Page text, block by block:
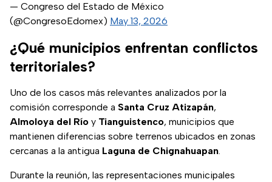
— Congreso del Estado de México
(@CongresoEdomex) May 13, 2026
¿Qué municipios enfrentan conflictos
territoriales?
Uno de los casos más relevantes analizados por la
comisión corresponde a Santa Cruz Atizapán,
Almoloya del Río y Tianguistenco, municipios que
mantienen diferencias sobre terrenos ubicados en zonas
cercanas a la antigua Laguna de Chignahuapan.
Durante la reunión, las representaciones municipales